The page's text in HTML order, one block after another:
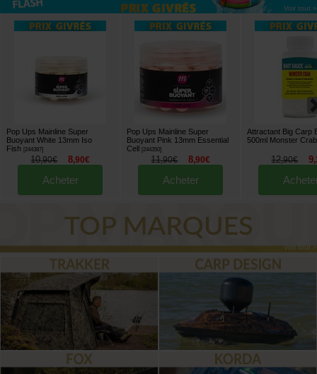
Voir tout »
Pop Ups Mainline Super
Buoyant White 13mm Iso
Fish [244387]
10,90€ 8,90€
Acheter
Pop Ups Mainline Super
Buoyant Pink 13mm Essential
Cell [244350]
11,90€ 8,90€
Acheter
Attractant Big Carp
500ml Monster Crab
12,90€ 9,
Voir tout »